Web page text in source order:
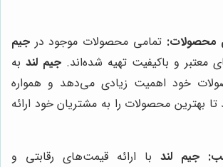
محصولات: تمامی محصولات موجود در جیم
معتبر و باکیفیت تهیه شده‌اند. جیم لند به
خود اهمیت زیادی می‌دهد و همواره
بهترین محصولات را به مشتریان خود ارائه
جیم لند با ارائه قیمت‌های رقابتی و